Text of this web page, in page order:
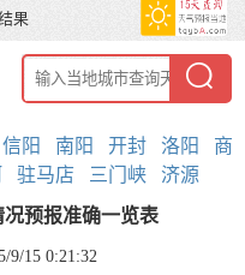
果
信阳 南阳 开封 洛阳
商
驻马店 三门峡
济源
预报准确一览表
9/15 0:21:32